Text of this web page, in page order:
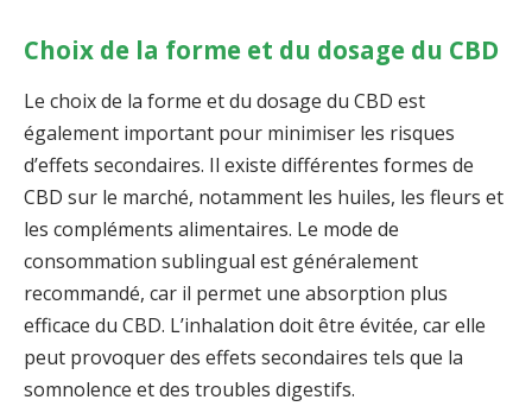
Choix de la forme et du dosage du CBD
Le choix de la forme et du dosage du CBD est
également important pour minimiser les risques
d’effets secondaires. Il existe différentes formes de
CBD sur le marché, notamment les huiles, les fleurs et
les compléments alimentaires. Le mode de
consommation sublingual est généralement
recommandé, car il permet une absorption plus
efficace du CBD. L’inhalation doit être évitée, car elle
peut provoquer des effets secondaires tels que la
somnolence et des troubles digestifs.